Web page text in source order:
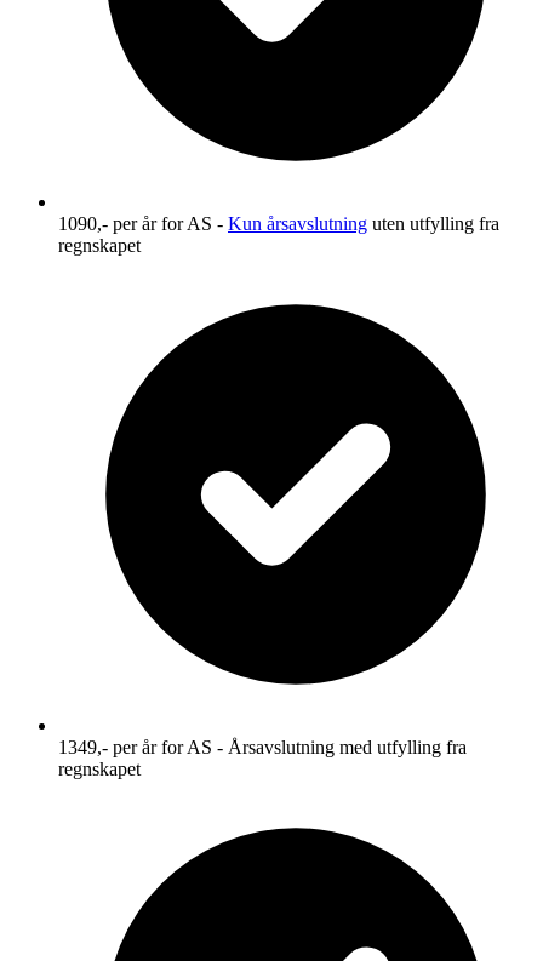
1090,- per år for AS - Kun årsavslutning uten utfylling fra
regnskapet
1349,- per år for AS - Årsavslutning med utfylling fra
regnskapet